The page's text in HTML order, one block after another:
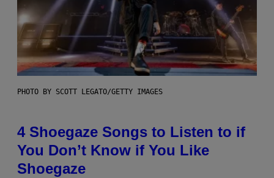
PHOTO BY SCOTT LEGATO/GETTY IMAGES
4 Shoegaze Songs to Listen to if
You Don’t Know if You Like
Shoegaze